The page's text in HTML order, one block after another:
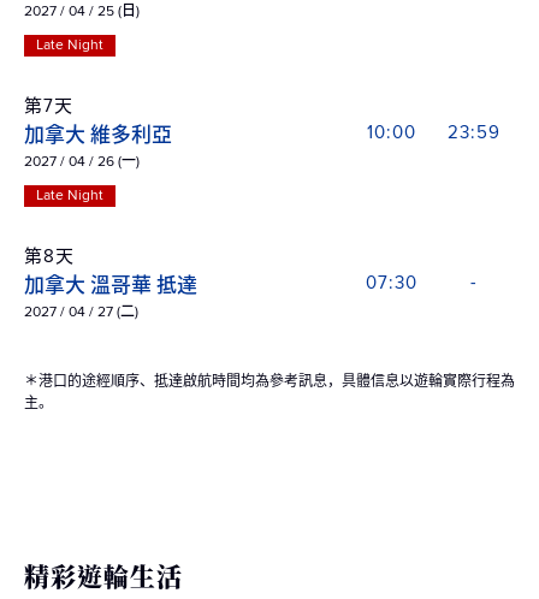
2027 / 04 / 25 (日)
Late Night
第7天
加拿大 維多利亞
2027 / 04 / 26 (一)
Late Night
10:00 23:59
第8天
加拿大 溫哥華 抵達
2027 / 04 / 27 (二)
07:30 -
＊港口的途經順序、抵達啟航時間均為參考訊息，具體信息以遊輪實際行程為
主。
精彩遊輪生活